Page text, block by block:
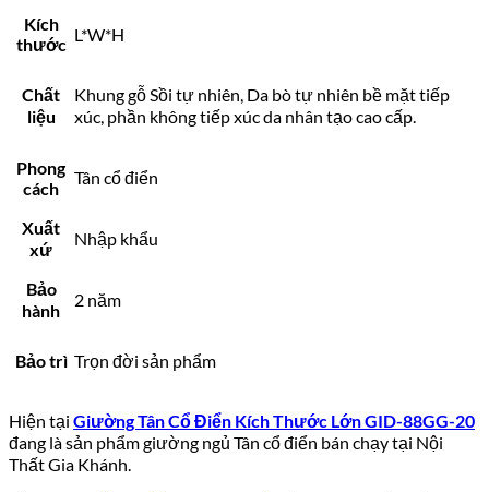
Kích
thước L*W*H
Chất
liệu
Khung gỗ Sồi tự nhiên, Da bò tự nhiên bề mặt tiếp
xúc, phần không tiếp xúc da nhân tạo cao cấp.
Phong
cách
Tân cổ điển
Xuất
xứ
Nhập khẩu
Bảo
hành
2 năm
Bảo trì Trọn đời sản phẩm
Hiện tại Giường Tân Cổ Điển Kích Thước Lớn GID-88GG-20
đang là sản phẩm giường ngủ Tân cổ điển bán chạy tại Nội
Thất Gia Khánh.